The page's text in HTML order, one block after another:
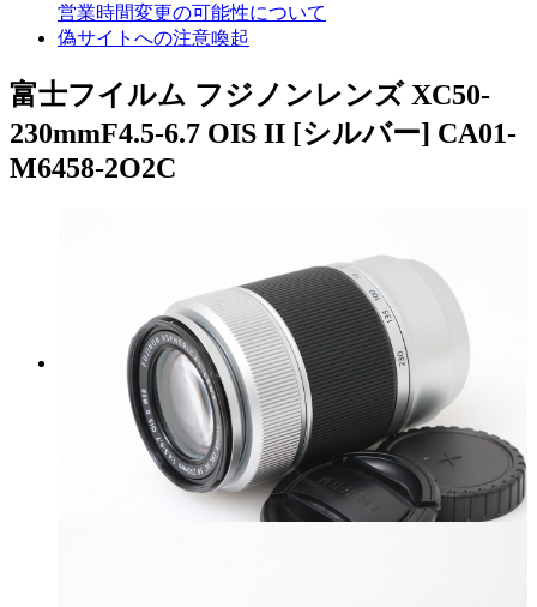
営業時間変更の可能性について
偽サイトへの注意喚起
富士フイルム フジノンレンズ XC50-
230mmF4.5-6.7 OIS II [シルバー] CA01-
M6458-2O2C